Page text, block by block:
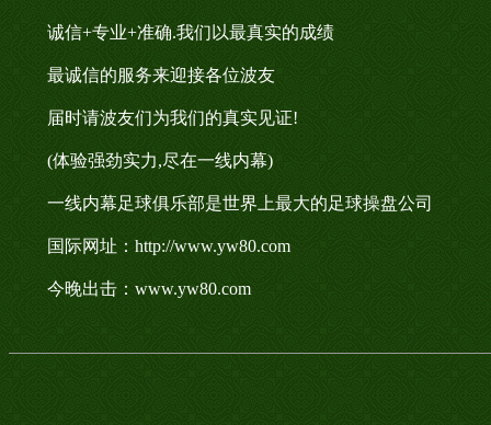
诚信+专业+准确.我们以最真实的成绩
最诚信的服务来迎接各位波友
届时请波友们为我们的真实见证!
(体验强劲实力,尽在一线内幕)
一线内幕足球俱乐部是世界上最大的足球操盘公司
国际网址：http://www.yw80.com
今晚出击：www.yw80.com